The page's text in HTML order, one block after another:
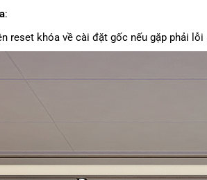
:
reset khóa về cài đặt gốc nếu gặp phải